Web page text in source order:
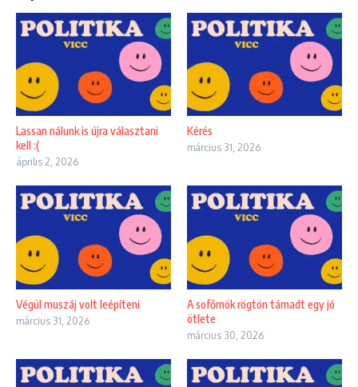
Lassan nálunk is újra választani
kell :(
április 2, 2026
Kérés
március 31, 2026
Végül muszáj volt leépíteni
március 31, 2026
A sofőrnök rögtön támadt egy jó
ötlete
március 30, 2026